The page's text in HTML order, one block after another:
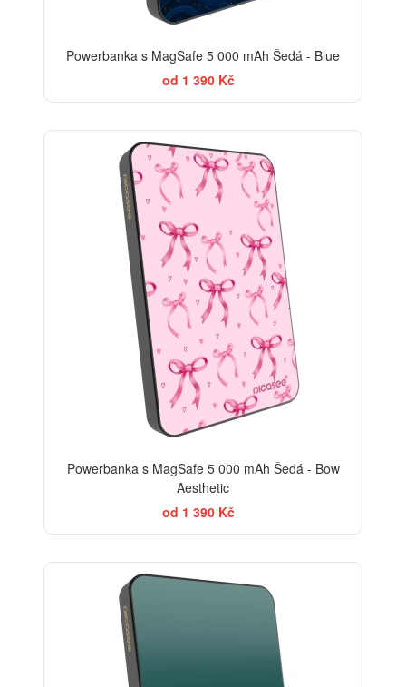
Powerbanka s MagSafe 5 000 mAh Šedá - Blue
od 1 390 Kč
Powerbanka s MagSafe 5 000 mAh Šedá - Bow
Aesthetic
od 1 390 Kč